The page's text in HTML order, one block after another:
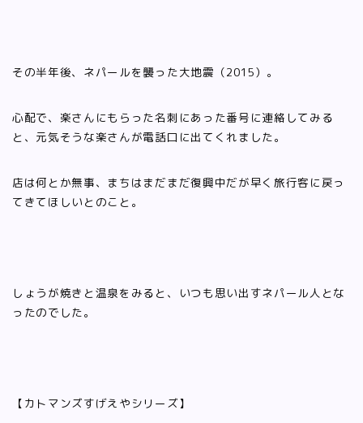
その半年後、ネパールを襲った大地震（2015）。
心配で、楽さんにもらった名刺にあった番号に連絡してみる
と、元気そうな楽さんが電話口に出てくれました。
店は何とか無事、まちはまだまだ復興中だが早く旅行客に戻っ
てきてほしいとのこと。
しょうが焼きと温泉をみると、いつも思い出すネパール人とな
ったのでした。
【カトマンズすげえやシリーズ】